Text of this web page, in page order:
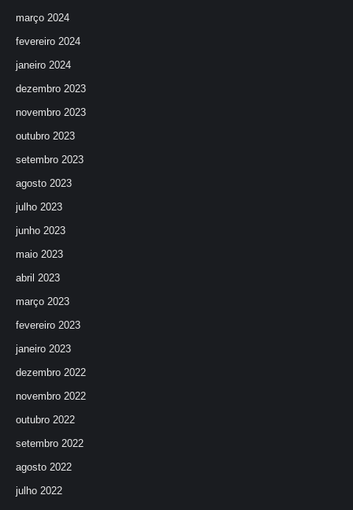
março 2024
fevereiro 2024
janeiro 2024
dezembro 2023
novembro 2023
outubro 2023
setembro 2023
agosto 2023
julho 2023
junho 2023
maio 2023
abril 2023
março 2023
fevereiro 2023
janeiro 2023
dezembro 2022
novembro 2022
outubro 2022
setembro 2022
agosto 2022
julho 2022